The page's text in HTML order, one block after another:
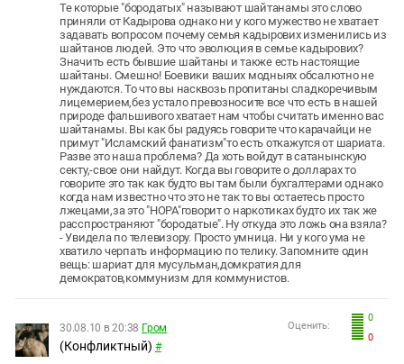
Те которые "бородатых" называют шайтанамы это слово
приняли от Кадырова однако ни у кого мужество не хватает
задавать вопросом почему семья кадырових изменились из
шайтанов людей. Это что эволюция в семье кадырових?
Значить есть бывшие шайтаны и также есть настоящие
шайтаны. Смешно! Боевики ваших модныях обсалютно не
нуждаются. То что вы насквозь пропитаны сладкоречивым
лицемерием,без устало превозносите все что есть в нашей
природе фальшивого хватает нам чтобы считать именно вас
шайтанамы. Вы как бы радуясь говорите что карачайци не
примут "Исламский фанатизм"то есть откажутся от шариата.
Разве это наша проблема? Да хоть войдут в сатанынскую
секту,-свое они найдут. Когда вы говорите о долларах то
говорите это так как будто вы там были бухгалтерами однако
когда нам известно что это не так то вы остаетесь просто
лжецами,за это "НОРА"говорит о наркотиках будто их так же
расспространяют "бородатые". Ну откуда это ложь она взяла?
- Увидела по телевизору. Просто умница. Ни у кого ума не
хватило черпать информацию по телику. Запомните один
вещь: шариат для мусульман,домкратия для
демократов,коммунизм для коммунистов.
0
0
Оценить:
30.08.10 в 20:38 Гром
(Конфликтный) #